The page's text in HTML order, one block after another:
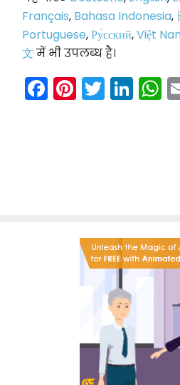
Français, Bahasa Indonesia,
Portuguese,Ру́сский,Việt
文 में भी उपलब्ध है।
Facebook
Pinterest
Twitter